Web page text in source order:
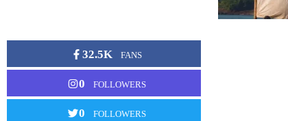
32.5KFANS
0 FOLLOWERS
0 FOLLOWERS